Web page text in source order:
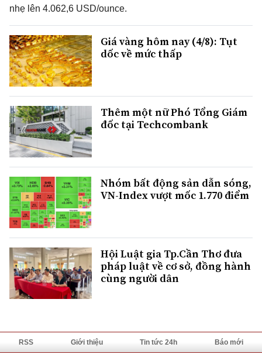
nhẹ lên 4.062,6 USD/ounce.
Giá vàng hôm nay (4/8): Tụt
dốc về mức thấp
Thêm một nữ Phó Tổng Giám
đốc tại Techcombank
Nhóm bất động sản dẫn sóng,
VN-Index vượt mốc 1.770 điểm
Hội Luật gia Tp.Cần Thơ đưa
pháp luật về cơ sở, đồng hành
cùng người dân
RSS Giới thiệu Tin tức 24h Báo mới